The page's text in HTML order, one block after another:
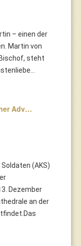
– einen der
Martin von
steht
Adv…
(AKS)
Dezember
an der